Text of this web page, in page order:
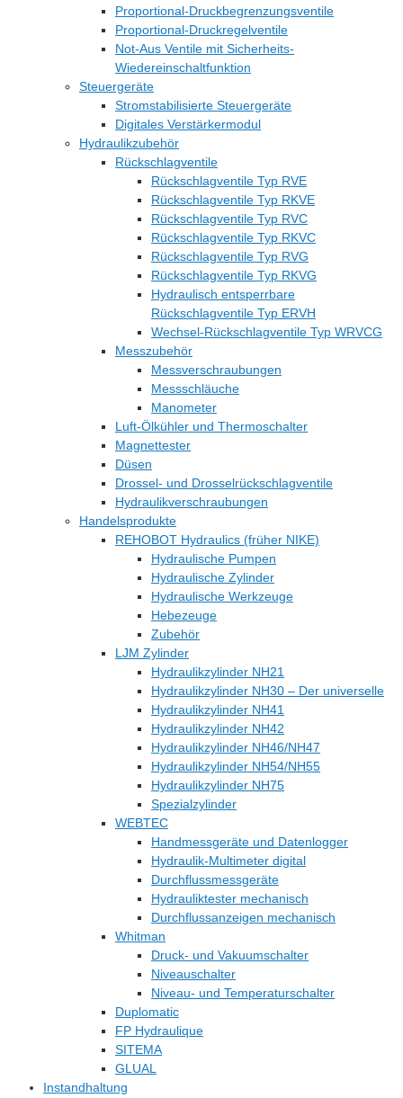
Proportional-Druckbegrenzungsventile
Proportional-Druckregelventile
Not-Aus Ventile mit Sicherheits-
Wiedereinschaltfunktion
Steuergeräte
Stromstabilisierte Steuergeräte
Digitales Verstärkermodul
Hydraulikzubehör
Rückschlagventile
Rückschlagventile Typ RVE
Rückschlagventile Typ RKVE
Rückschlagventile Typ RVC
Rückschlagventile Typ RKVC
Rückschlagventile Typ RVG
Rückschlagventile Typ RKVG
Hydraulisch entsperrbare
Rückschlagventile Typ ERVH
Wechsel-Rückschlagventile Typ WRVCG
Messzubehör
Messverschraubungen
Messschläuche
Manometer
Luft-Ölkühler und Thermoschalter
Magnettester
Düsen
Drossel- und Drosselrückschlagventile
Hydraulikverschraubungen
Handelsprodukte
REHOBOT Hydraulics (früher NIKE)
Hydraulische Pumpen
Hydraulische Zylinder
Hydraulische Werkzeuge
Hebezeuge
Zubehör
LJM Zylinder
Hydraulikzylinder NH21
Hydraulikzylinder NH30 – Der universelle
Hydraulikzylinder NH41
Hydraulikzylinder NH42
Hydraulikzylinder NH46/NH47
Hydraulikzylinder NH54/NH55
Hydraulikzylinder NH75
Spezialzylinder
WEBTEC
Handmessgeräte und Datenlogger
Hydraulik-Multimeter digital
Durchflussmessgeräte
Hydrauliktester mechanisch
Durchflussanzeigen mechanisch
Whitman
Druck- und Vakuumschalter
Niveauschalter
Niveau- und Temperaturschalter
Duplomatic
FP Hydraulique
SITEMA
GLUAL
Instandhaltung